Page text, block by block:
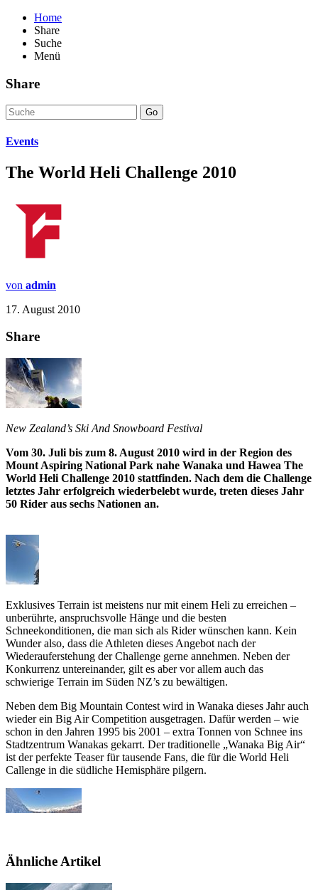
Home
Share
Suche
Menü
Share
Go
Events
The World Heli Challenge 2010
von admin
17. August 2010
Share
New Zealand’s Ski And Snowboard Festival
Vom 30. Juli bis zum 8. August 2010 wird in der Region des
Mount Aspiring National Park nahe Wanaka und Hawea The
World Heli Challenge 2010 stattfinden. Nach dem die Challenge
letztes Jahr erfolgreich wiederbelebt wurde, treten dieses Jahr
50 Rider aus sechs Nationen an.
Exklusives Terrain ist meistens nur mit einem Heli zu erreichen –
unberührte, anspruchsvolle Hänge und die besten
Schneekonditionen, die man sich als Rider wünschen kann. Kein
Wunder also, dass die Athleten dieses Angebot nach der
Wiederauferstehung der Challenge gerne annehmen. Neben der
Konkurrenz untereinander, gilt es aber vor allem auch das
schwierige Terrain im Süden NZ’s zu bewältigen.
Neben dem Big Mountain Contest wird in Wanaka dieses Jahr auch
wieder ein Big Air Competition ausgetragen. Dafür werden – wie
schon in den Jahren 1995 bis 2001 – extra Tonnen von Schnee ins
Stadtzentrum Wanakas gekarrt. Der traditionelle „Wanaka Big Air“
ist der perfekte Teaser für tausende Fans, die für die World Heli
Callenge in die südliche Hemisphäre pilgern.
Ähnliche Artikel